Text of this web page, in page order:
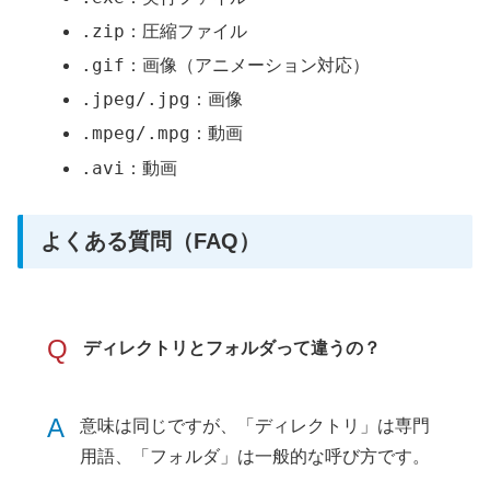
.zip ：圧縮ファイル
.gif ：画像（アニメーション対応）
.jpeg/.jpg ：画像
.mpeg/.mpg ：動画
.avi ：動画
よくある質問（FAQ）
Q ディレクトリとフォルダって違うの？
A
意味は同じですが、「ディレクトリ」は専門
用語、「フォルダ」は一般的な呼び方です。